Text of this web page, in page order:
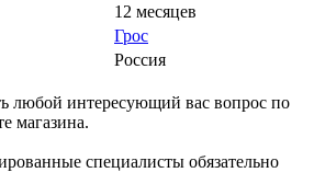
12 месяцев
Грос
Россия
любой интересующий вас вопрос по
магазина.
специалисты обязательно